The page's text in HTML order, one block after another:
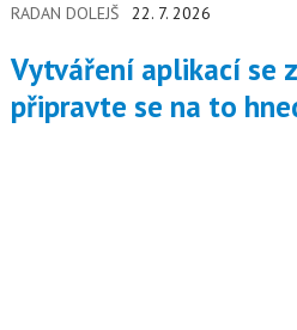
patří k položkám, které snadno
než většina záplat.
RADAN DOLEJŠ 22. 7. 2026
Vytváření aplikací se zásadně mění –
připravte se na to